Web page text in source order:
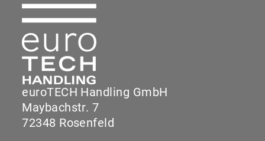
euroTECH Handling GmbH
Maybachstr. 7
72348 Rosenfeld